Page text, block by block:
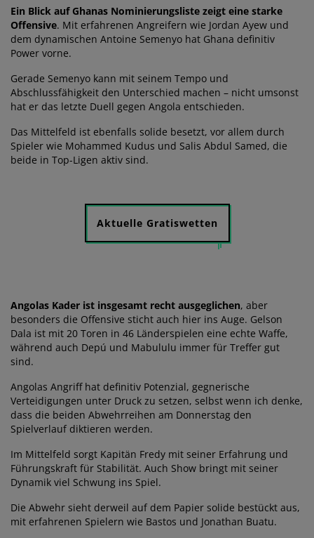
Ein Blick auf Ghanas Nominierungsliste zeigt eine starke
Offensive. Mit erfahrenen Angreifern wie Jordan Ayew und
dem dynamischen Antoine Semenyo hat Ghana definitiv
Power vorne.
Gerade Semenyo kann mit seinem Tempo und
Abschlussfähigkeit den Unterschied machen – nicht umsonst
hat er das letzte Duell gegen Angola entschieden.
Das Mittelfeld ist ebenfalls solide besetzt, vor allem durch
Spieler wie Mohammed Kudus und Salis Abdul Samed, die
beide in Top-Ligen aktiv sind.
Aktuelle Gratiswetten
Angolas Kader ist insgesamt recht ausgeglichen, aber
besonders die Offensive sticht auch hier ins Auge. Gelson
Dala ist mit 20 Toren in 46 Länderspielen eine echte Waffe,
während auch Depú und Mabululu immer für Treffer gut
sind.
Angolas Angriff hat definitiv Potenzial, gegnerische
Verteidigungen unter Druck zu setzen, selbst wenn ich denke,
dass die beiden Abwehrreihen am Donnerstag den
Spielverlauf diktieren werden.
Im Mittelfeld sorgt Kapitän Fredy mit seiner Erfahrung und
Führungskraft für Stabilität. Auch Show bringt mit seiner
Dynamik viel Schwung ins Spiel.
Die Abwehr sieht derweil auf dem Papier solide bestückt aus,
mit erfahrenen Spielern wie Bastos und Jonathan Buatu.